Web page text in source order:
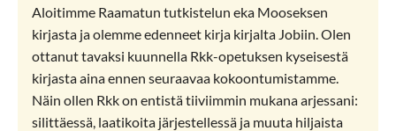
Aloitimme Raamatun tutkistelun eka Mooseksen
kirjasta ja olemme edenneet kirja kirjalta Jobiin. Olen
ottanut tavaksi kuunnella Rkk-opetuksen kyseisestä
kirjasta aina ennen seuraavaa kokoontumistamme.
Näin ollen Rkk on entistä tiiviimmin mukana arjessani:
silittäessä, laatikoita järjestellessä ja muuta hiljaista